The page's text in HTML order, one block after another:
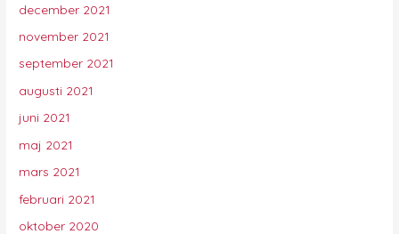
december 2021
november 2021
september 2021
augusti 2021
juni 2021
maj 2021
mars 2021
februari 2021
oktober 2020